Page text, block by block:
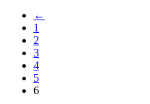
←
1
2
3
4
5
6